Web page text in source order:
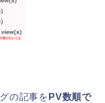
の記事を PV数順で